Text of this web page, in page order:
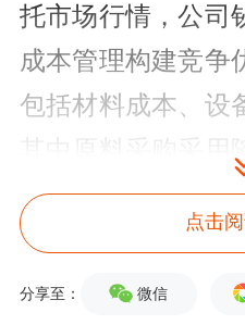
托市场行情，公司
成本管理构建竞争
包括材料成本、设
产环节依托自有产
产基地委托加工协
又平衡固定成本投
点击
分享至： 微信